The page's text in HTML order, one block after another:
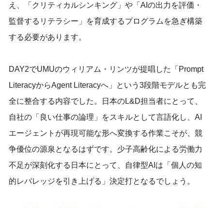
え、「クリティカルシンキング」や「AIの出力を評価・
監督するリテラシー」を育成するプログラムを急ぎ構築
する必要があります。
DAY2でUMUのウィリアム・リンツが提唱した「Prompt
LiteracyからAgent Literacyへ」という3段階モデルとも完
全に整合する内容でした。日本のL&D担当者にとって、
自社の「良い仕事の論理」をスキルとして言語化し、AI
エージェントが再現可能な形へ変換する作業こそが、競
争優位の源泉となるはずです。少子高齢化による労働力
不足が深刻化する日本にとって、自律型AIは「個人の知
的レバレッジを引き上げる」決定打となるでしょう。